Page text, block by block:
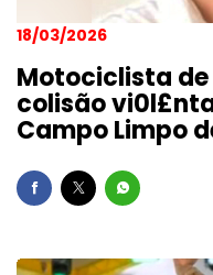
18/03/2026
Motociclista de
colisão
Campo Limpo